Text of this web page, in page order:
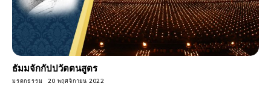
ธัมมจักกัปปวัตตนสูตร
มรดกธรรม 20 พฤศจิกายน 2022